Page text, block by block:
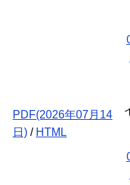
PDF(2026年07月14
日) / HTML